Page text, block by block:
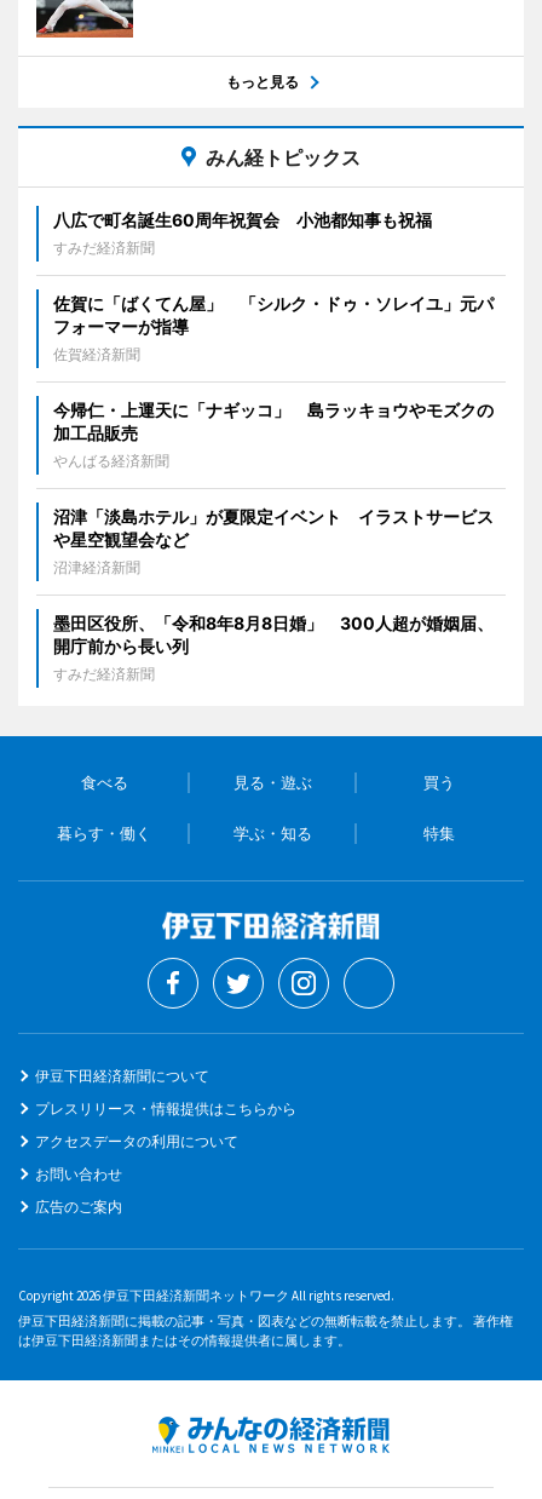
もっと見る
みん経トピックス
八広で町名誕生60周年祝賀会 小池都知事も祝福
すみだ経済新聞
佐賀に「ばくてん屋」 「シルク・ドゥ・ソレイユ」元パ
フォーマーが指導
佐賀経済新聞
今帰仁・上運天に「ナギッコ」 島ラッキョウやモズクの
加工品販売
やんばる経済新聞
沼津「淡島ホテル」が夏限定イベント イラストサービス
や星空観望会など
沼津経済新聞
墨田区役所、「令和8年8月8日婚」 300人超が婚姻届、
開庁前から長い列
すみだ経済新聞
食べる 見る・遊ぶ 買う
暮らす・働く 学ぶ・知る 特集
伊豆下田経済新聞について
プレスリリース・情報提供はこちらから
アクセスデータの利用について
お問い合わせ
広告のご案内
Copyright 2026 伊豆下田経済新聞ネットワーク All rights reserved.
伊豆下田経済新聞に掲載の記事・写真・図表などの無断転載を禁止します。 著作権
は伊豆下田経済新聞またはその情報提供者に属します。